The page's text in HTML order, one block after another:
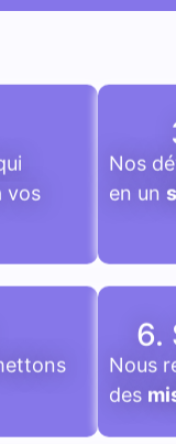
vos
Nos
en un
6.
Nous
des